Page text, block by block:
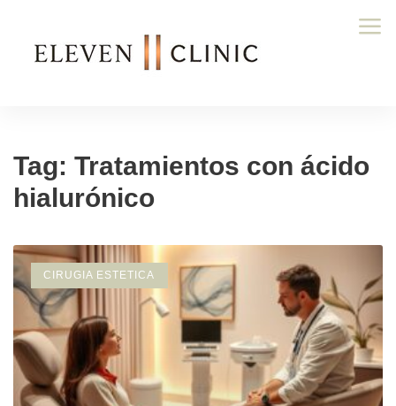
Tag: Tratamientos con ácido
hialurónico
CIRUGIA ESTETICA